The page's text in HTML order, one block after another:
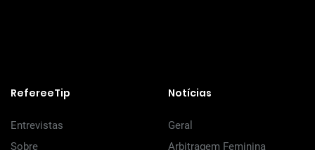
RefereeTip
Entrevistas
Sobre
Notícias
Geral
Arbitragem Feminina